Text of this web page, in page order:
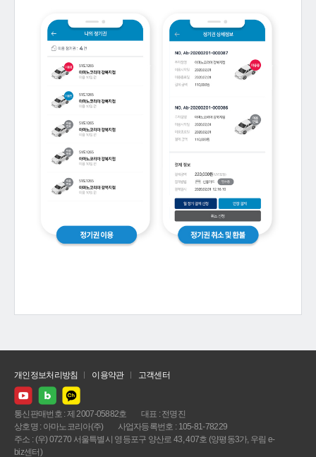
개인정보처리방침 이용약관 고객센터
통신판매번호 : 제 2007-05882호
대표 : 전명진
상호명 : 아마노코리아(주)
사업자등록번호 : 105-81-78229
주소 : (우) 07270 서울특별시 영등포구 양산로 43, 407호 (양평동3가, 우림 e-
biz센터)